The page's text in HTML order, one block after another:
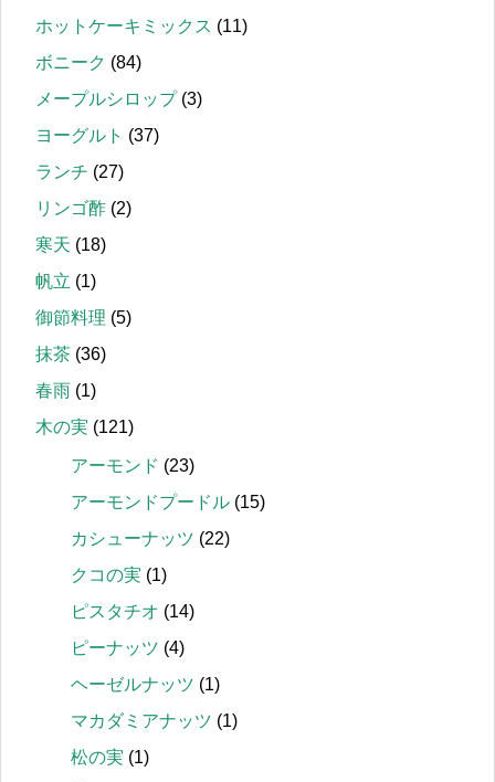
ホットケーキミックス (11)
ボニーク (84)
メープルシロップ(3)
ヨーグルト (37)
ランチ (27)
リンゴ酢 (2)
寒天 (18)
帆立 (1)
御節料理 (5)
抹茶 (36)
春雨 (1)
木の実 (121)
アーモンド (23)
アーモンドプードル (15)
カシューナッツ (22)
クコの実 (1)
ピスタチオ (14)
ピーナッツ (4)
ヘーゼルナッツ (1)
マカダミアナッツ (1)
松の実 (1)